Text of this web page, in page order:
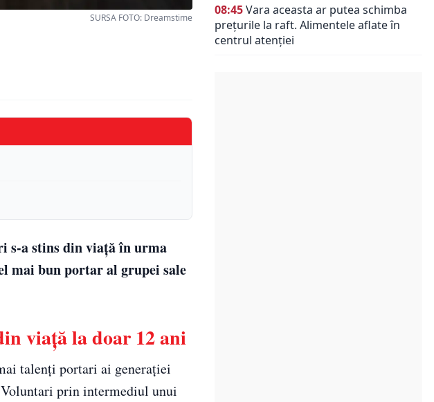
SURSA FOTO: Dreamstime
s-a stins din viață în urma
mai bun portar al grupei sale
viață la doar 12 ani
talenți portari ai generației
Voluntari prin intermediul unui
08:45Vara aceasta ar putea schimba
prețurile la raft. Alimentele aflate în
centrul atenției